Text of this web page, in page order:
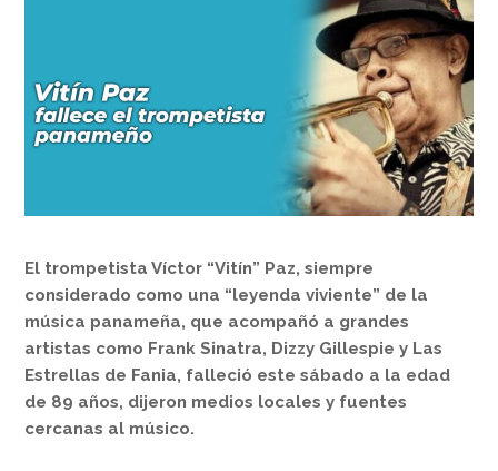
El trompetista Víctor “Vitín” Paz, siempre
considerado como una “leyenda viviente” de la
música panameña, que acompañó a grandes
artistas como Frank Sinatra, Dizzy Gillespie y Las
Estrellas de Fania, falleció este sábado a la edad
de 89 años, dijeron medios locales y fuentes
cercanas al músico.